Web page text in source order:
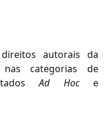
autorais da
nas categorias de
Ad Hoce